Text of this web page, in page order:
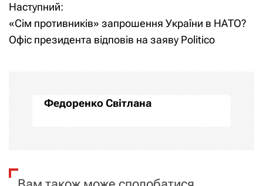
в
і
а
ц
і
Наступний:
«Сім противників» запрошення України в НАТО?
Офіс президента відповів на заяву Politico
Федоренко Світлана